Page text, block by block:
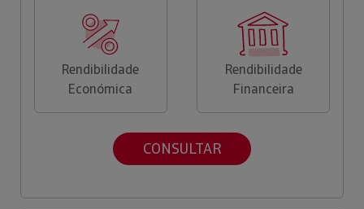
Rendibilidade
Económica
Rendibilidade
Financeira
CONSULTAR